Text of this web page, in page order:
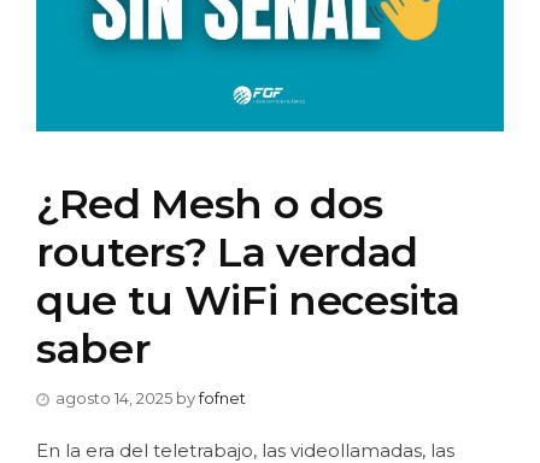
¿Red Mesh o dos
routers? La verdad
que tu WiFi necesita
saber
agosto 14, 2025 byfofnet
En la era del teletrabajo, las videollamadas, las